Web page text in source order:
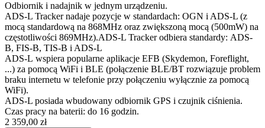
Odbiornik i nadajnik w jednym urządzeniu.
ADS-L Tracker nadaje pozycje w standardach: OGN i ADS-L (z
mocą standardową na 868MHz oraz zwiększoną mocą (500mW) na
częstotliwości 869MHz).ADS-L Tracker odbiera standardy: ADS-
B, FIS-B, TIS-B i ADS-L
ADS-L wspiera popularne aplikacje EFB (Skydemon, Foreflight,
...) za pomocą WiFi i BLE (połączenie BLE/BT rozwiązuje problem
braku internetu w telefonie przy połączeniu wyłącznie za pomocą
WiFi).
ADS-L posiada wbudowany odbiornik GPS i czujnik ciśnienia.
Czas pracy na baterii: do 16 godzin.
2 359,00 zł